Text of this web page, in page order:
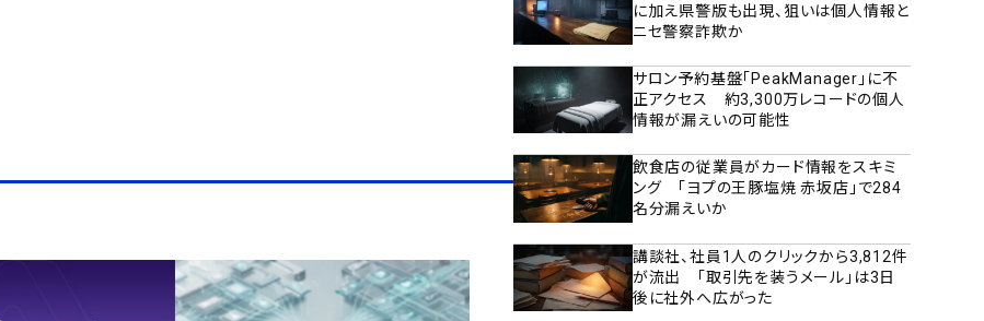
に加え県警版も出現、狙いは個人情報と
ニセ警察詐欺か
サロン予約基盤「PeakManager」に不
正アクセス 約3,300万レコードの個人
情報が漏えいの可能性
飲食店の従業員がカード情報をスキミ
ング 「ヨプの王豚塩焼 赤坂店」で284
名分漏えいか
講談社、社員1人のクリックから3,812件
が流出 「取引先を装うメール」は3日
後に社外へ広がった